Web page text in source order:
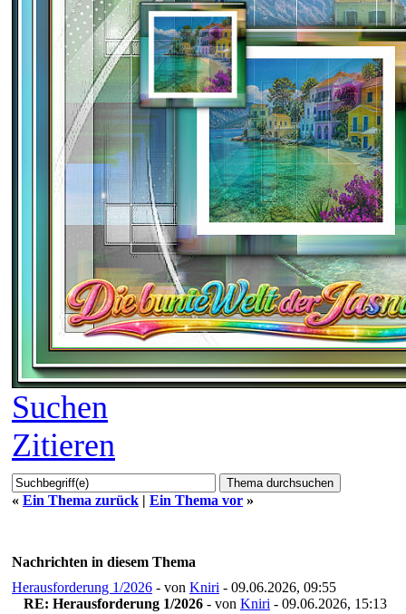
Suchen
Zitieren
« Ein Thema zurück | Ein Thema vor »
Nachrichten in diesem Thema
Herausforderung 1/2026 - von Kniri - 09.06.2026, 09:55
RE: Herausforderung 1/2026 - von Kniri - 09.06.2026, 15:13